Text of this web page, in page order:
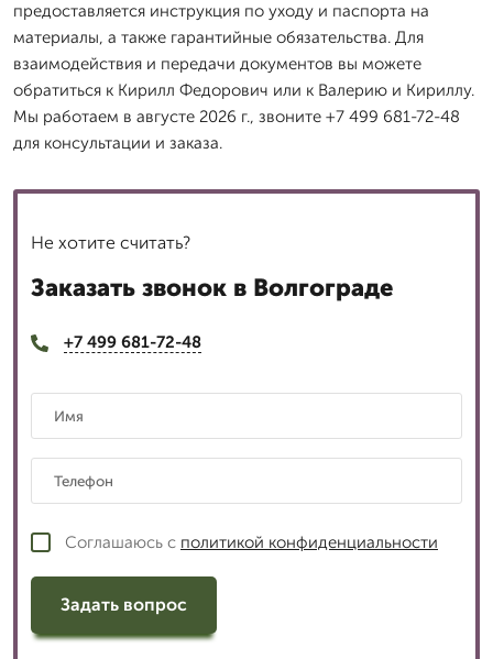
предоставляется инструкция по уходу и паспорта на
материалы, а также гарантийные обязательства. Для
взаимодействия и передачи документов вы можете
обратиться к Кирилл Федорович или к Валерию и Кириллу.
Мы работаем в августе 2026 г., звоните +7 499 681-72-48
для консультации и заказа.
Не хотите считать?
Заказать звонок в Волгограде
+7 499 681-72-48
Соглашаюсь с политикой конфиденциальности
Задать вопрос